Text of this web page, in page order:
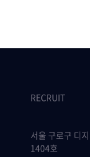
RECRUIT
서울 구로구 디
1404호